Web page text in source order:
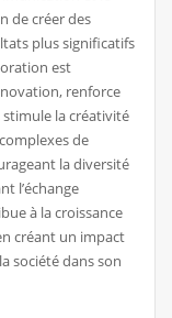
de créer des
plus significatifs
est
renforce
la créativité
de
la diversité
l’échange
à la croissance
créant un impact
société dans son